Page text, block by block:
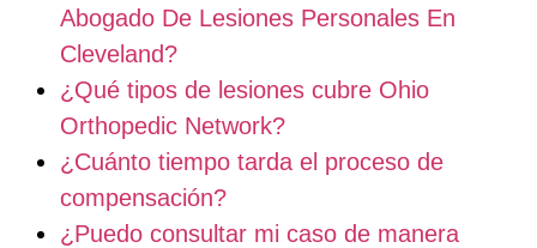
Abogado De Lesiones Personales En
Cleveland?
¿Qué tipos de lesiones cubre Ohio
Orthopedic Network?
¿Cuánto tiempo tarda el proceso de
compensación?
¿Puedo consultar mi caso de manera